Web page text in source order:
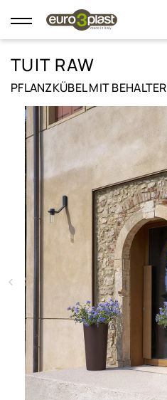
Umschalten
der
TUIT RAW
PFLANZKÜBEL MIT BEHALTER